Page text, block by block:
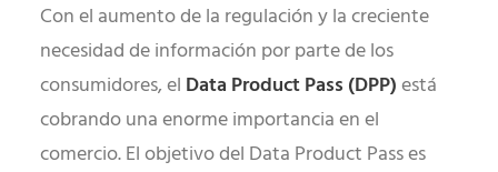
Con el aumento de la regulación y la creciente
necesidad de información por parte de los
consumidores, el Data Product Pass (DPP)está
cobrando una enorme importancia en el
comercio. El objetivo del Data Product Pass es